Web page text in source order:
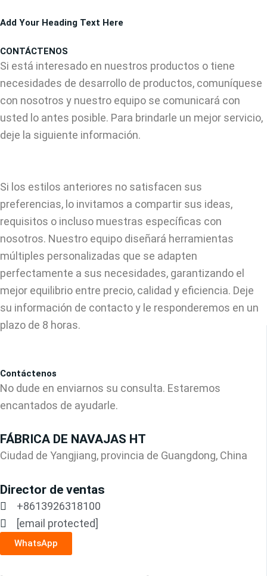
al
Add Your Heading Text Here
CONTÁCTENOS
Si está interesado en nuestros productos o tiene
necesidades de desarrollo de productos, comuníquese
con nosotros y nuestro equipo se comunicará con
usted lo antes posible. Para brindarle un mejor servicio,
deje la siguiente información.
Si los estilos anteriores no satisfacen sus
preferencias, lo invitamos a compartir sus ideas,
requisitos o incluso muestras específicas con
nosotros. Nuestro equipo diseñará herramientas
múltiples personalizadas que se adapten
perfectamente a sus necesidades, garantizando el
mejor equilibrio entre precio, calidad y eficiencia. Deje
su información de contacto y le responderemos en un
plazo de 8 horas.
Contáctenos
No dude en enviarnos su consulta. Estaremos
encantados de ayudarle.
FÁBRICA DE NAVAJAS HT
Ciudad de Yangjiang, provincia de Guangdong, China
Director de ventas
+8613926318100
[email protected]
WhatsApp